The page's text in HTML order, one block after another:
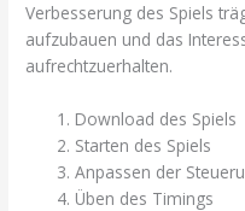
Verbesserung des Spiels
aufzubauen und das
aufrechtzuerhalten.
Download des Spiels
Starten des Spiels
Anpassen der
Üben des Timings